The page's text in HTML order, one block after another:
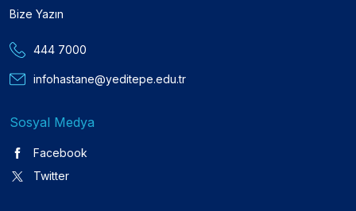
Bize Yazın
444 7000
infohastane@yeditepe.edu.tr
Sosyal Medya
Facebook
Twitter